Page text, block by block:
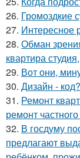
26. Громоздкие
27. Интересное
28. Обман
квартира
29. Вот они,
30. Дизайн -
31. Ремонт
ремонт
32. В госдуму
предлагают